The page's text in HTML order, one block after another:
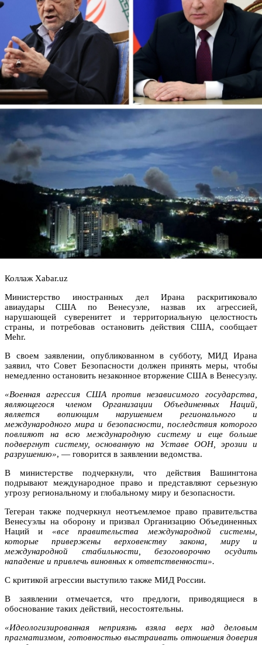
Коллаж Xabar.uz
Министерство иностранных дел Ирана раскритиковало
авиаудары США по Венесуэле, назвав их агрессией,
нарушающей суверенитет и территориальную целостность
страны, и потребовав остановить действия США, сообщает
Mehr.
В своем заявлении, опубликованном в субботу, МИД Ирана
заявил, что Совет Безопасности должен принять меры, чтобы
немедленно остановить незаконное вторжение США в Венесуэлу.
«Военная агрессия США против независимого государства,
являющегося членом Организации Объединенных Наций,
является вопиющим нарушением регионального и
международного мира и безопасности, последствия которого
повлияют на всю международную систему и еще больше
подвергнут систему, основанную на Уставе ООН, эрозии и
разрушению», — говорится в заявлении ведомства.
В министерстве подчеркнули, что действия Вашингтона
подрывают международное право и представляют серьезную
угрозу региональному и глобальному миру и безопасности.
Тегеран также подчеркнул неотъемлемое право правительства
Венесуэлы на оборону и призвал Организацию Объединенных
Наций и «все правительства международной системы,
которые привержены верховенству закона, миру и
международной стабильности, безоговорочно осудить
нападение и привлечь виновных к ответственности».
С критикой агрессии выступило также МИД России.
В заявлении отмечается, что предлоги, приводящиеся в
обоснование таких действий, несостоятельны.
«Идеологизированная неприязнь взяла верх над деловым
прагматизмом, готовностью выстраивать отношения доверия